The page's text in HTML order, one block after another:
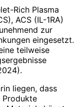
Rich Plasma
ACS (IL-1RA)
zur
eingesetzt.
teilweise
liegen, dass
Produkte